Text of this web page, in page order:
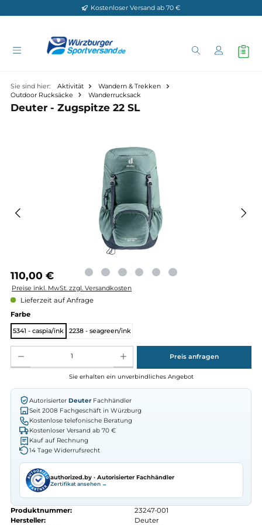
Zum Hauptinhalt springenKostenloser Versand ab 70 €
Sie sind hier: Aktivität
Wandern & Trekken
Outdoor Rucksäcke
Wanderrucksack
Bildergalerie überspringen
Regulärer Preis:
110,00 €
Lieferzeit auf Anfrage
Farbeauswählen
5341 - caspia/ink 2238 - seagreen/ink
Produkt Anzahl: Gib den gewünschten Wert ein oder benutze die Schaltflächen um die
Sie erhalten ein unverbindliches Angebot
AutorisierterDeuter
Seit 2008 Fachgeschäft in Würzburg
Kostenlose telefonische Beratung
Kostenloser Versand ab 70 €
Kauf auf Rechnung
14 Tage Widerrufsrecht